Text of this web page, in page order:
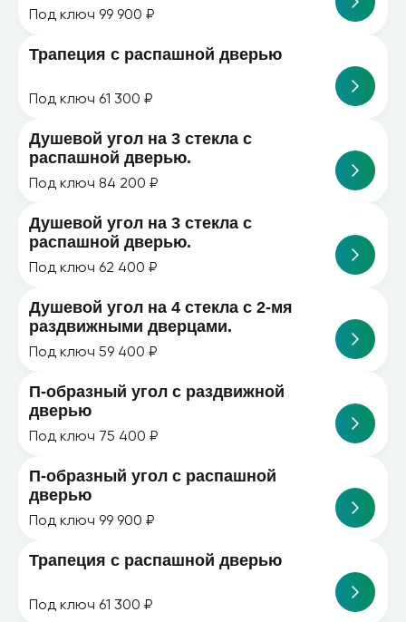
Под ключ 99 900 ₽
Трапеция с распашной дверью
Под ключ 61 300 ₽
Душевой угол на 3 стекла с
распашной дверью.
Под ключ 84 200 ₽
Душевой угол на 3 стекла с
распашной дверью.
Под ключ 62 400 ₽
Душевой угол на 4 стекла с 2-мя
раздвижными дверцами.
Под ключ 59 400 ₽
П-образный угол с раздвижной
дверью
Под ключ 75 400 ₽
П-образный угол с распашной
дверью
Под ключ 99 900 ₽
Трапеция с распашной дверью
Под ключ 61 300 ₽